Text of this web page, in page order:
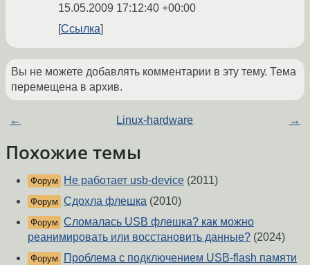
15.05.2009 17:12:40 +00:00
Ссылка
Вы не можете добавлять комментарии в эту тему. Тема
перемещена в архив.
← Linux-hardware →
Похожие темы
Форум Не работает usb-device (2011)
Форум Сдохла флешка (2010)
Форум Сломалась USB флешка? как можно
реанимировать или восстановить данные? (2024)
Форум
Проблема с подключением USB-flash памяти